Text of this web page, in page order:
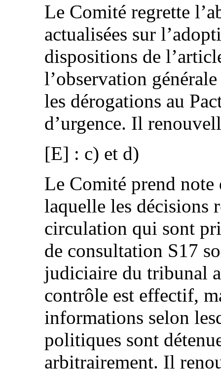
Le Comité regrette
actualisées sur
dispositions de
l’observation
les dérogations au
d’urgence. Il
[E] : c) et d)
Le Comité prend
laquelle les décisions
circulation qui sont
de consultation S17
judiciaire du tribunal
contrôle est effectif,
informations selon
politiques sont
arbitrairement. Il